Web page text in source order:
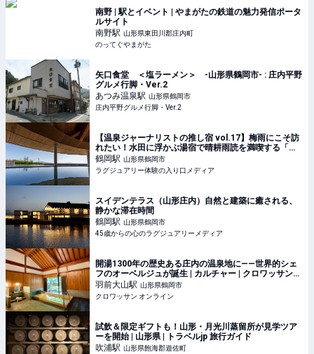
南野 | 駅とイベント | やまがたの鉄道の魅力発信ポータ
ルサイト
南野駅 山形県東田川郡庄内町
のってぐやまがた
矢口食堂 ＜塩ラーメン＞ -山形県鶴岡市- : 庄内平野
グルメ行脚・Ver.2
あつみ温泉駅 山形県鶴岡市
庄内平野グルメ行脚・Ver.2
【温泉ジャーナリストの推し宿 vol.17】梅雨にこそ訪
れたい！水田に浮かぶ湯宿で晴耕雨読を満喫する「ス
イデンテラス」
鶴岡駅 山形県鶴岡市
ラグジュアリー体験の入り口メディア
スイデンテラス（山形庄内）自然と建築に癒される、
静かな滞在時間
鶴岡駅 山形県鶴岡市
45歳からの心のラグジュアリーメディア
開湯1300年の歴史ある庄内の温泉地に——世界的シェ
フのオーベルジュが誕生 | カルチャー | クロワッサン
オンライン
羽前大山駅 山形県鶴岡市
クロワッサン オンライン
試飲＆限定ギフトも！山形・月光川蒸留所が見学ツア
ーを開始 | 山形県 | トラベルjp 旅行ガイド
吹浦駅 山形県飽海郡遊佐町